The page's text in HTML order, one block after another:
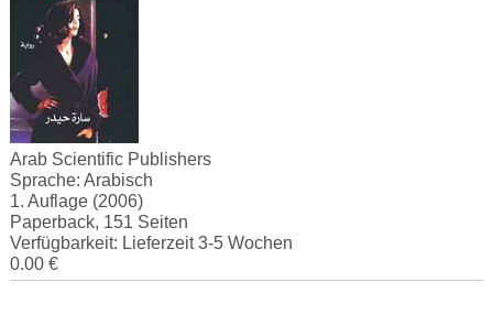
Arab Scientific Publishers
Sprache: Arabisch
1. Auflage (2006)
Paperback, 151 Seiten
Verfügbarkeit: Lieferzeit 3-5 Wochen
0.00 €